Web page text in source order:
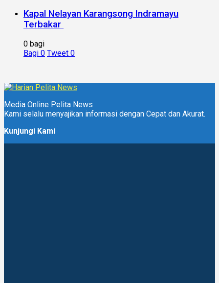
Kapal Nelayan Karangsong Indramayu
Terbakar
0 bagi
Bagi 0 Tweet 0
Media Online Pelita News
Kami selalu menyajikan informasi dengan Cepat dan Akurat.
Kunjungi Kami